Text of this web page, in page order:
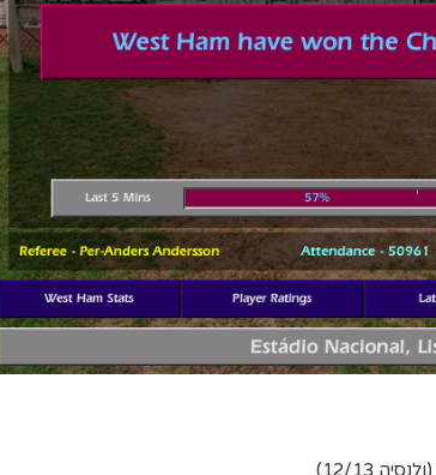
(ולנסיה 12/13)